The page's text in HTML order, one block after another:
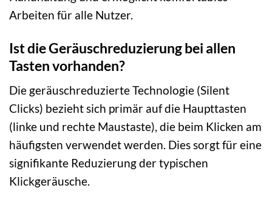
Arbeiten für alle Nutzer.
Ist die Geräuschreduzierung bei allen
Tasten vorhanden?
Die geräuschreduzierte Technologie (Silent
Clicks) bezieht sich primär auf die Haupttasten
(linke und rechte Maustaste), die beim Klicken am
häufigsten verwendet werden. Dies sorgt für eine
signifikante Reduzierung der typischen
Klickgeräusche.